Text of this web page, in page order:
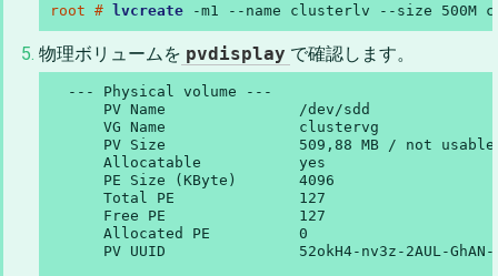
root # lvcreate -m1 --name clusterlv --size 500M
物理ボリュームを pvdisplay で確認します。
  --- Physical volume ---
      PV Name               /dev/sdd
      VG Name               clustervg
PV Size               509,88 MB / not
      Allocatable           yes
      PE Size (KByte)       4096
      Total PE              127
      Free PE               127
      Allocated PE          0
PV UUID               52okH4-nv3z-2AUL-